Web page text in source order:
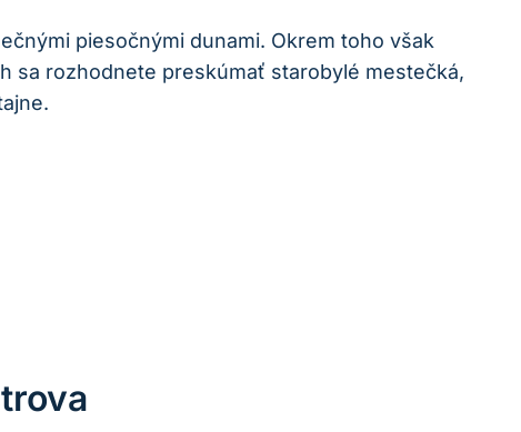
piesočnými dunami. Okrem toho však
sa rozhodnete preskúmať starobylé mestečká,